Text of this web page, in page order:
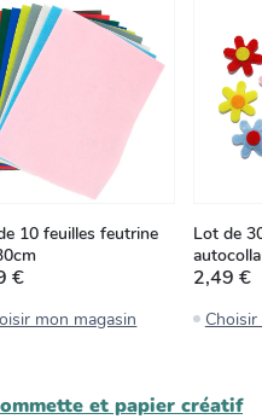
10 feuilles feutrine
€
mon magasin
Lot de
2,49 €
et papier créatif